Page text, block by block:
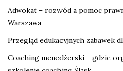
Adwokat – rozwód a pomoc
Warszawa
Przegląd edukacyjnych zabawek
Coaching menedżerski – gdzie